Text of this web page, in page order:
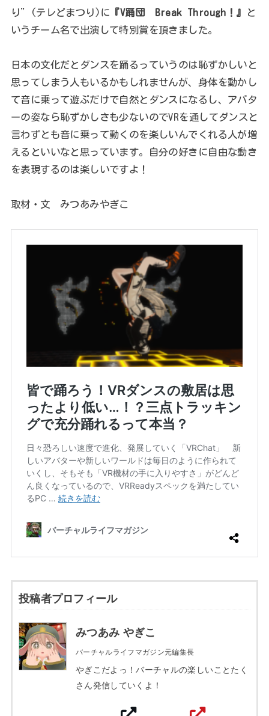
り”(テレどまつり)に 『V踊団 Break Through！』
と
いうチーム名で出演して特別賞を頂きました。
日本の文化だとダンスを踊るっていうのは恥ずかしいと
思ってしまう人もいるかもしれませんが、身体を動かし
て音に乗って遊ぶだけで自然とダンスになるし、アバタ
ーの姿なら恥ずかしさも少ないのでVRを通してダンスと
言わずとも音に乗って動くのを楽しいんでくれる人が増
えるといいなと思っています。自分の好きに自由な動き
を表現するのは楽しいですよ！
取材・文 みつあみやぎこ
投稿者プロフィール
みつあみ やぎこ
バーチャルライフマガジン元編集長
やぎこだよっ！バーチャルの楽しいことたく
さん発信していくよ！